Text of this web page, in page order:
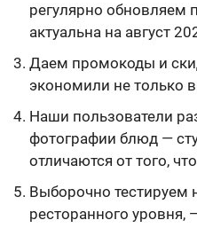
регулярно
актуальна на август
Даем промокоды и
экономили не только
Наши пользователи
фотографии блюд —
отличаются от того,
Выборочно тестируем
ресторанного уровня,